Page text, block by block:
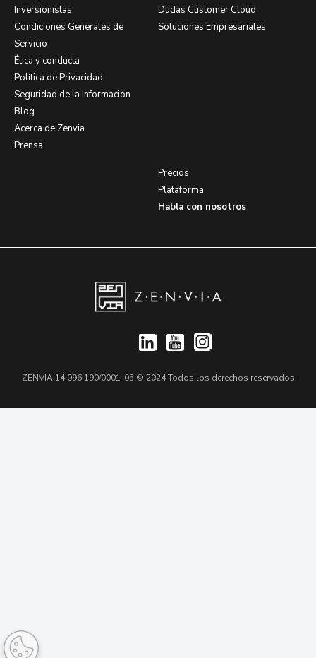
Inversionistas
Condiciones Generales de
Servicio
Ética y conducta
Política de Privacidad
Seguridad de la Información
Blog
Acerca de Zenvia
Prensa
Dudas Customer Cloud
Soluciones Empresariales
Precios
Plataforma
Habla con nosotros
ZENVIA 14.096.190/0001-05 © 2024 Todos los derechos reservados